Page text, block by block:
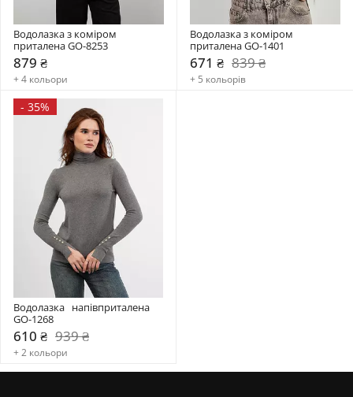
Водолазка з коміром
приталена GO-8253
879 ₴
+ 4 кольори
Водолазка з коміром
приталена GO-1401
671 ₴ 839 ₴
+ 5 кольорів
- 35%
Водолазка   напівприталена
GO-1268
610 ₴ 939 ₴
+ 2 кольори